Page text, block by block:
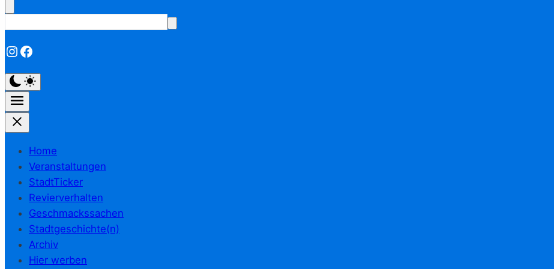
Instagram
Facebook
Home
Veranstaltungen
StadtTicker
Revierverhalten
Geschmackssachen
Stadtgeschichte(n)
Archiv
Hier werben